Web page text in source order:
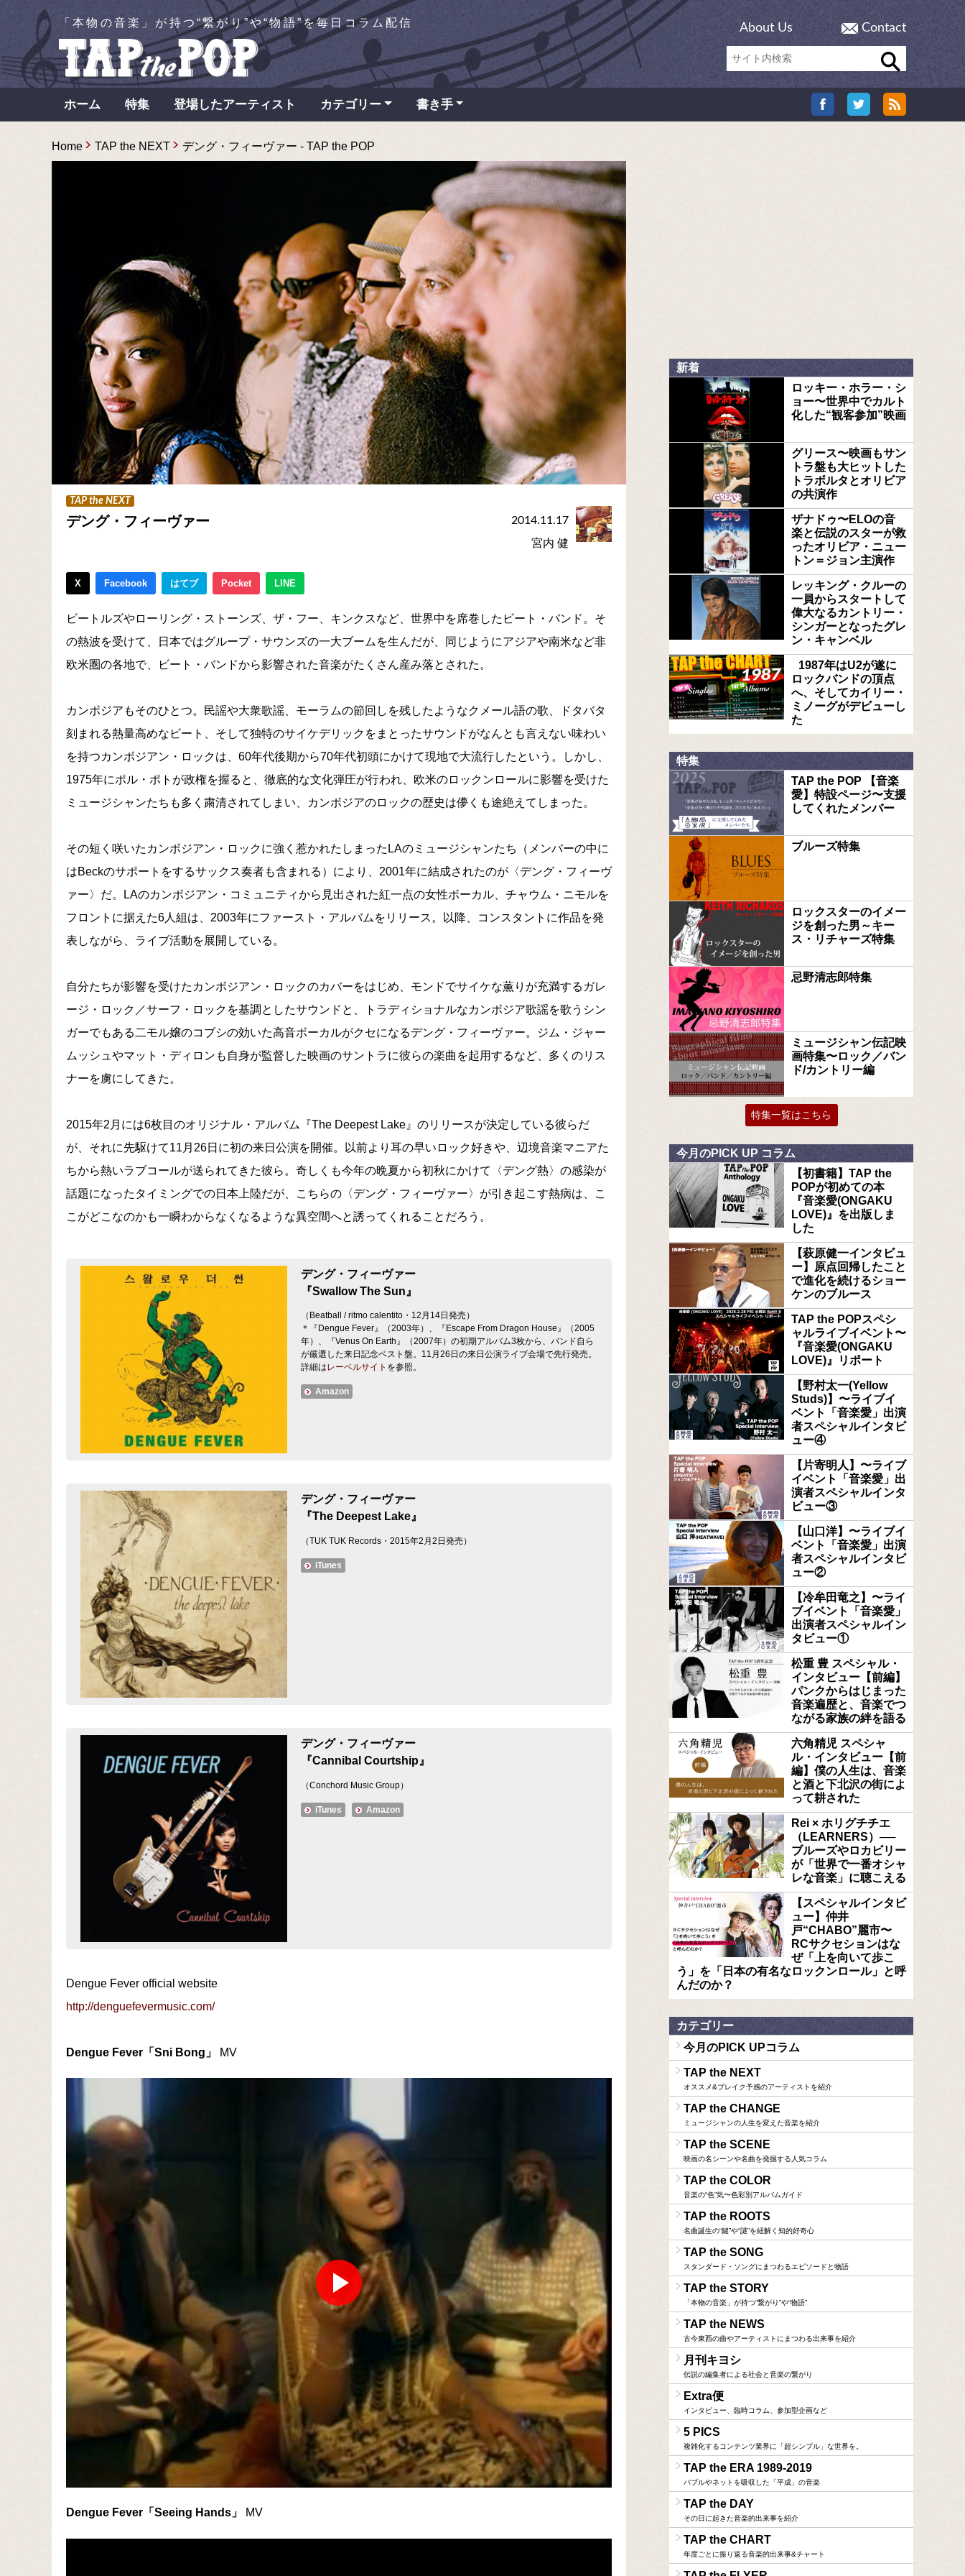
「本物の音楽」が持つ“繋がり”や“物語”を毎日コラム配信 About Us Contact
ホーム 特集 登場したアーティスト カテゴリー 書き手
Home TAP the NEXT デング・フィーヴァー - TAP the POP
TAP the NEXT
デング・フィーヴァー 2014.11.17
宮内 健
X Facebook はてブ Pocket LINE
ビートルズやローリング・ストーンズ、ザ・フー、キンクスなど、世界中を席巻したビート・バンド。そ
の熱波を受けて、日本ではグループ・サウンズの一大ブームを生んだが、同じようにアジアや南米など非
欧米圏の各地で、ビート・バンドから影響された音楽がたくさん産み落とされた。
カンボジアもそのひとつ。民謡や大衆歌謡、モーラムの節回しを残したようなクメール語の歌、ドタバタ
刻まれる熱量高めなビート、そして独特のサイケデリックをまとったサウンドがなんとも言えない味わい
を持つカンボジアン・ロックは、60年代後期から70年代初頭にかけて現地で大流行したという。しかし、
1975年にポル・ポトが政権を握ると、徹底的な文化弾圧が行われ、欧米のロックンロールに影響を受けた
ミュージシャンたちも多く粛清されてしまい、カンボジアのロックの歴史は儚くも途絶えてしまった。
その短く咲いたカンボジアン・ロックに強く惹かれたしまったLAのミュージシャンたち（メンバーの中に
はBeckのサポートをするサックス奏者も含まれる）により、2001年に結成されたのが〈デング・フィーヴ
ァー〉だ。LAのカンボジアン・コミュニティから見出された紅一点の女性ボーカル、チャウム・ニモルを
フロントに据えた6人組は、2003年にファースト・アルバムをリリース。以降、コンスタントに作品を発
表しながら、ライブ活動を展開している。
自分たちが影響を受けたカンボジアン・ロックのカバーをはじめ、モンドでサイケな薫りが充満するガレ
ージ・ロック／サーフ・ロックを基調としたサウンドと、トラディショナルなカンボジア歌謡を歌うシン
ガーでもある二モル嬢のコブシの効いた高音ボーカルがクセになるデング・フィーヴァー。ジム・ジャー
ムッシュやマット・ディロンも自身が監督した映画のサントラに彼らの楽曲を起用するなど、多くのリス
ナーを虜にしてきた。
2015年2月には6枚目のオリジナル・アルバム『The Deepest Lake』のリリースが決定している彼らだ
が、それに先駆けて11月26日に初の来日公演を開催。以前より耳の早いロック好きや、辺境音楽マニアた
ちから熱いラブコールが送られてきた彼ら。奇しくも今年の晩夏から初秋にかけて〈デング熱〉の感染が
話題になったタイミングでの日本上陸だが、こちらの〈デング・フィーヴァー〉が引き起こす熱病は、こ
こがどこなのかも一瞬わからなくなるような異空間へと誘ってくれることだろう。
デング・フィーヴァー
『Swallow The Sun』
（Beatball / ritmo calentito・12月14日発売）
＊『Dengue Fever』（2003年）、『Escape From Dragon House』（2005
年）、『Venus On Earth』（2007年）の初期アルバム3枚から、バンド自ら
が厳選した来日記念ベスト盤。11月26日の来日公演ライブ会場で先行発売。
詳細はレーベルサイト を参照。
Amazon
デング・フィーヴァー
『The Deepest Lake』
（TUK TUK Records・2015年2月2日発売）
iTunes
デング・フィーヴァー
『Cannibal Courtship』
（Conchord Music Group）
iTunes Amazon
Dengue Fever official website
http://denguefevermusic.com/
Dengue Fever「Sni Bong」 MV
Dengue Fever「Seeing Hands」 MV
新着
ロッキー・ホラー・シ
ョー〜世界中でカルト
化した“観客参加”映画
グリース〜映画もサン
トラ盤も大ヒットした
トラボルタとオリビア
の共演作
ザナドゥ〜ELOの音
楽と伝説のスターが救
ったオリビア・ニュー
トン＝ジョン主演作
レッキング・クルーの
一員からスタートして
偉大なるカントリー・
シンガーとなったグレ
ン・キャンベル
1987年はU2が遂に
ロックバンドの頂点
へ、そしてカイリー・
ミノーグがデビューし
た
特集
TAP the POP 【音楽
愛】特設ページ〜支援
してくれたメンバー
ブルーズ特集
ロックスターのイメー
ジを創った男～キー
ス・リチャーズ特集
忌野清志郎特集
ミュージシャン伝記映
画特集〜ロック／バン
ド/カントリー編
特集一覧はこちら
今月のPICK UP コラム
【初書籍】TAP the
POPが初めての本
『音楽愛(ONGAKU
LOVE)』を出版しま
した
【萩原健一インタビュ
ー】原点回帰したこと
で進化を続けるショー
ケンのブルース
TAP the POPスペシ
ャルライブイベント〜
『音楽愛(ONGAKU
LOVE)』リポート
【野村太一(Yellow
Studs)】〜ライブイ
ベント「音楽愛」出演
者スペシャルインタビ
ュー④
【片寄明人】〜ライブ
イベント「音楽愛」出
演者スペシャルインタ
ビュー③
【山口洋】〜ライブイ
ベント「音楽愛」出演
者スペシャルインタビ
ュー②
【冷牟田竜之】〜ライ
ブイベント「音楽愛」
出演者スペシャルイン
タビュー①
松重 豊 スペシャル・
インタビュー【前編】
パンクからはじまった
音楽遍歴と、音楽でつ
ながる家族の絆を語る
六角精児 スペシャ
ル・インタビュー【前
編】僕の人生は、音楽
と酒と下北沢の街によ
って耕された
Rei × ホリグチチエ
（LEARNERS）──
ブルーズやロカビリー
が「世界で一番オシャ
レな音楽」に聴こえる
【スペシャルインタビ
ュー】仲井
戸“CHABO”麗市〜
RCサクセションはな
ぜ「上を向いて歩こ
う」を「日本の有名なロックンロール」と呼
んだのか？
カテゴリー
今月のPICK UPコラム
TAP the NEXT
オススメ&ブレイク予感のアーティストを紹介
TAP the CHANGE
ミュージシャンの人生を変えた音楽を紹介
TAP the SCENE
映画の名シーンや名曲を発掘する人気コラム
TAP the COLOR
音楽の“色”気〜色彩別アルバムガイド
TAP the ROOTS
名曲誕生の“鍵”や“謎”を紐解く知的好奇心
TAP the SONG
スタンダード・ソングにまつわるエピソードと物語
TAP the STORY
「本物の音楽」が持つ“繋がり”や“物語”
TAP the NEWS
古今東西の曲やアーティストにまつわる出来事を紹介
月刊キヨシ
伝説の編集者による社会と音楽の繋がり
Extra便
インタビュー、臨時コラム、参加型企画など
5 PICS
複雑化するコンテンツ業界に「超シンプル」な世界を。
TAP the ERA 1989-2019
バブルやネットを吸収した「平成」の音楽
TAP the DAY
その日に起きた音楽的出来事を紹介
TAP the CHART
年度ごとに振り返る音楽的出来事&チャート